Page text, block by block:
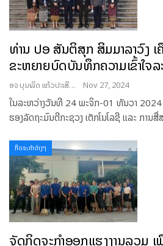
ທ່ານ ປອ ສັນຕິສຸກ ສິມມາລາວົງ
ຂະຫຍາຍບົດບັນທຶກຄວາມເຂົ້າໃຈ
ອຈ ບຸນເລີດ ແກ້ວປະເສີດ Nov 27, 2024
ໃນລະຫວ່າງວັນທີ 24 ພະຈິກ-01 ທັນວາ
ຮອງລັດຖະມົນຕີກະຊວງ ເຕັກໂນໂລຊີ ແລະ ການສື່
ກິດຈະກຳຕ່າງໆ
ຈັດກິດຈະກໍາອອກແຮງງານລວມ